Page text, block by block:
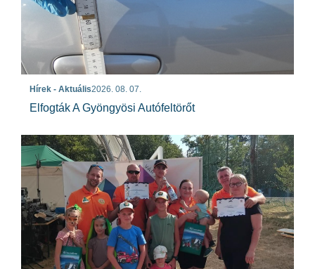
Hírek - Aktuális2026. 08. 07.
Elfogták A Gyöngyösi Autófeltörőt